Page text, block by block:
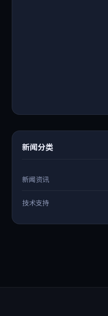
朗
2024年
新闻分类
新闻资讯
技术支持